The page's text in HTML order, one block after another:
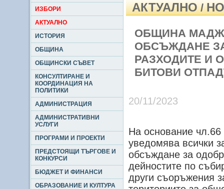
ИЗБОРИ
АКТУАЛНО
ИСТОРИЯ
ОБЩИНА
ОБЩИНСКИ СЪВЕТ
КОНСУЛТИРАНЕ И
КООРДИНАЦИЯ НА
ПОЛИТИКИ
АДМИНИСТРАЦИЯ
АДМИНИСТРАТИВНИ
УСЛУГИ
ПРОГРАМИ И ПРОЕКТИ
ПРЕДСТОЯЩИ ТЪРГОВЕ И
КОНКУРСИ
БЮДЖЕТ И ФИНАНСИ
ОБРАЗОВАНИЕ И КУЛТУРА
АКТУАЛНО/
ОБЩИНА
ОБСЪЖДАНЕ
РАЗХОДИТЕ И
БИТОВИ
20/11/2023
На основание
уведомява всички
обсъждане за
дейностите по
други съоръжения